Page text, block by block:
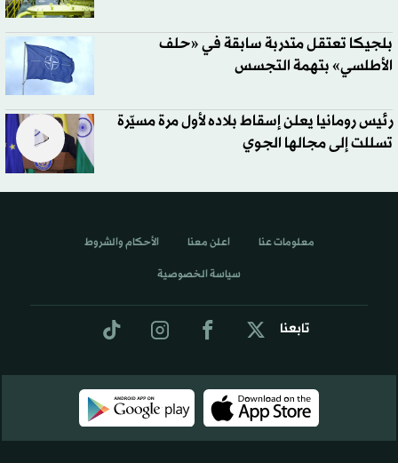
بلجيكا تعتقل متدربة سابقة في «حلف
الأطلسي» بتهمة التجسس
رئيس رومانيا يعلن إسقاط بلاده لأول مرة مسيّرة
تسللت إلى مجالها الجوي
تابعنا
معلومات عنا اعلن معنا الأحكام والشروط
سياسة الخصوصية